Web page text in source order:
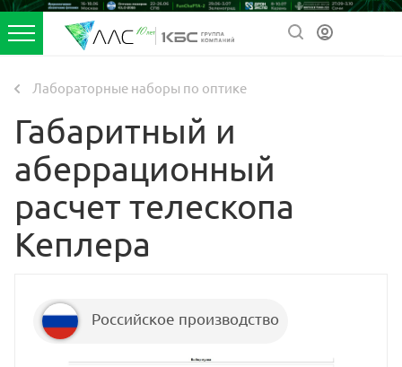
Лабораторные наборы по оптике
Габаритный и
аберрационный
расчет телескопа
Кеплера
Российское производство